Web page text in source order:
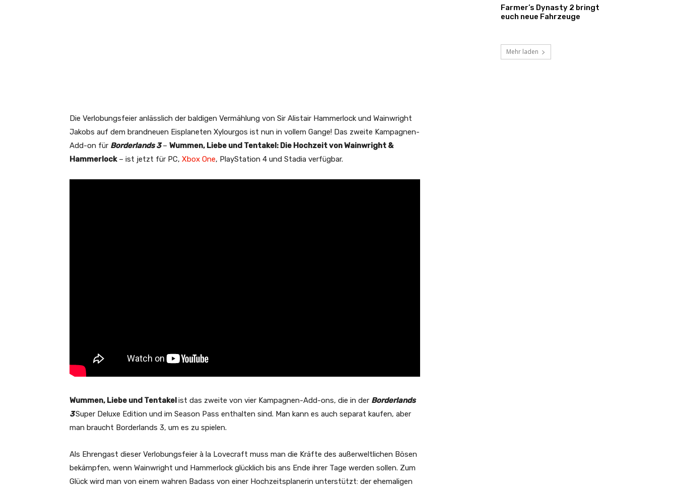
Die Verlobungsfeier anlässlich der baldigen Vermählung von Sir Alistair Hammerlock und Wainwright
Jakobs auf dem brandneuen Eisplaneten Xylourgos ist nun in vollem Gange! Das zweite Kampagnen-
Add-on für Borderlands 3– Wummen, Liebe und Tentakel: Die Hochzeit von Wainwright &
Hammerlock– ist jetzt für PC, Xbox One, PlayStation 4 und Stadia verfügbar.
Wummen, Liebe und Tentakelist das zweite von vier Kampagnen-Add-ons, die in der Borderlands
3Super Deluxe Edition und im Season Pass enthalten sind. Man kann es auch separat kaufen, aber
man braucht Borderlands 3, um es zu spielen.
Als Ehrengast dieser Verlobungsfeier à la Lovecraft muss man die Kräfte des außerweltlichen Bösen
bekämpfen, wenn Wainwright und Hammerlock glücklich bis ans Ende ihrer Tage werden sollen. Zum
Glück wird man von einem wahren Badass von einer Hochzeitsplanerin unterstützt: der ehemaligen
Farmer’s Dynasty 2 bringt
euch neue Fahrzeuge
Mehr laden